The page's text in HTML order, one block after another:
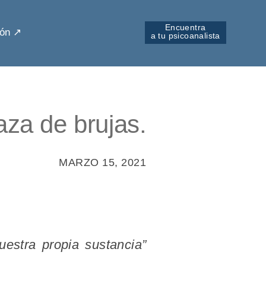
↗︎
Encuentra
a tu psicoanalista
de brujas.
MARZO 15, 2021
propia sustancia”